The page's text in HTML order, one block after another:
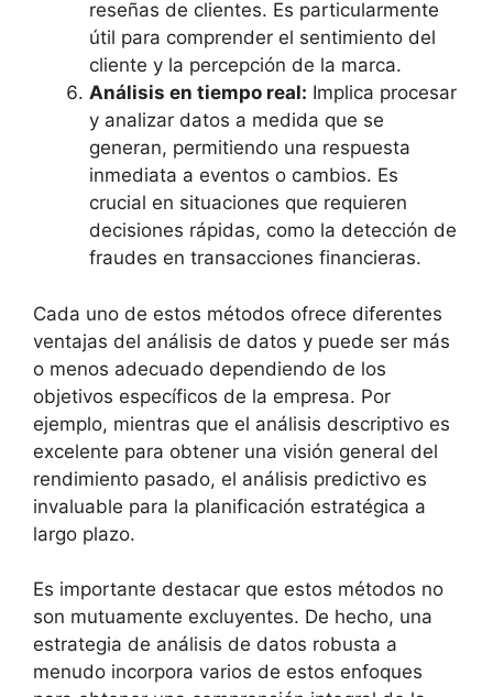
reseñas de clientes. Es particularmente
útil para comprender el sentimiento del
cliente y la percepción de la marca.
Análisis en tiempo real: Implica procesar
y analizar datos a medida que se
generan, permitiendo una respuesta
inmediata a eventos o cambios. Es
crucial en situaciones que requieren
decisiones rápidas, como la detección de
fraudes en transacciones financieras.
Cada uno de estos métodos ofrece diferentes
ventajas del análisis de datos y puede ser más
o menos adecuado dependiendo de los
objetivos específicos de la empresa. Por
ejemplo, mientras que el análisis descriptivo es
excelente para obtener una visión general del
rendimiento pasado, el análisis predictivo es
invaluable para la planificación estratégica a
largo plazo.
Es importante destacar que estos métodos no
son mutuamente excluyentes. De hecho, una
estrategia de análisis de datos robusta a
menudo incorpora varios de estos enfoques